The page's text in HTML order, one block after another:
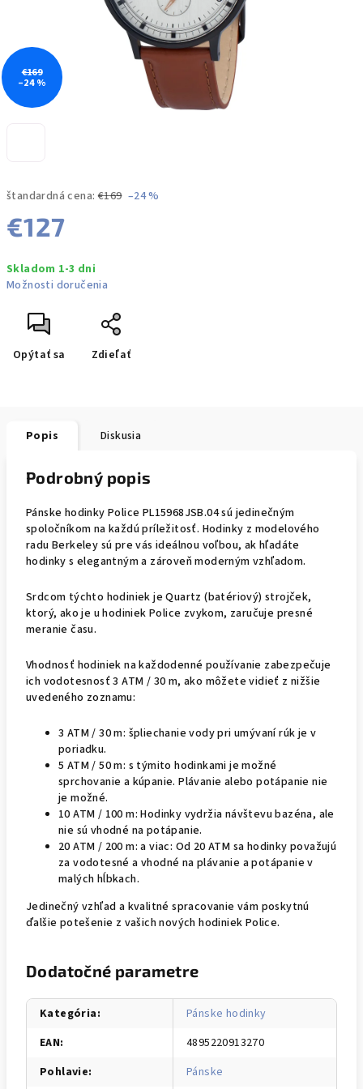
štandardná cena: €169 –24 %
€127
cena:
Skladom 1-3 dni
Možnosti doručenia
Opýtať sa Zdieľať
€169
–24 %
Popis Diskusia
Podrobný popis
Pánske hodinky Police PL15968JSB.04 sú jedinečným
spoločníkom na každú príležitosť. Hodinky z modelového
radu Berkeley sú pre vás ideálnou voľbou, ak hľadáte
hodinky s elegantným a zároveň moderným vzhľadom.
Srdcom týchto hodiniek je Quartz (batériový) strojček,
ktorý, ako je u hodiniek Police zvykom, zaručuje presné
meranie času.
Vhodnosť hodiniek na každodenné používanie zabezpečuje
ich vodotesnosť 3 ATM / 30 m, ako môžete vidieť z nižšie
uvedeného zoznamu:
3 ATM / 30 m: špliechanie vody pri umývaní rúk je v
poriadku.
5 ATM / 50 m: s týmito hodinkami je možné
sprchovanie a kúpanie. Plávanie alebo potápanie nie
je možné.
10 ATM / 100 m: Hodinky vydržia návštevu bazéna, ale
nie sú vhodné na potápanie.
20 ATM / 200 m: a viac: Od 20 ATM sa hodinky považujú
za vodotesné a vhodné na plávanie a potápanie v
malých hĺbkach.
Jedinečný vzhľad a kvalitné spracovanie vám poskytnú
ďalšie potešenie z vašich nových hodiniek Police.
Dodatočné parametre
Kategória:
Pánske hodinky
EAN:
4895220913270
Pohlavie: Pánske